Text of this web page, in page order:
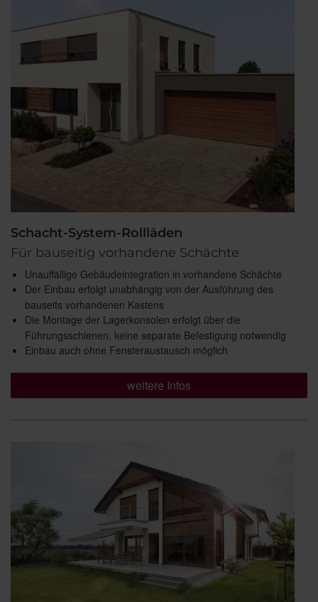
Schacht-System-Rollläden
Für bauseitig vorhandene Schächte
Unauffällige Gebäudeintegration in vorhandene Schächte
Der Einbau erfolgt unabhängig von der Ausführung des
bauseits vorhandenen Kastens
Die Montage der Lagerkonsolen erfolgt über die
Führungsschienen, keine separate Befestigung notwendig
Einbau auch ohne Fensteraustausch möglich
weitere Infos